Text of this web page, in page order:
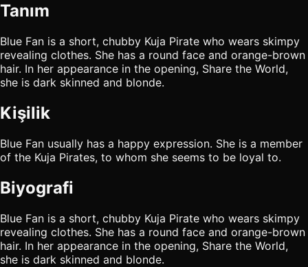
Tanım
Blue Fan is a short, chubby Kuja Pirate who wears skimpy
revealing clothes. She has a round face and orange-brown
hair. In her appearance in the opening, Share the World,
she is dark skinned and blonde.
Kişilik
Blue Fan usually has a happy expression. She is a member
of the Kuja Pirates, to whom she seems to be loyal to.
Biyografi
Blue Fan is a short, chubby Kuja Pirate who wears skimpy
revealing clothes. She has a round face and orange-brown
hair. In her appearance in the opening, Share the World,
she is dark skinned and blonde.